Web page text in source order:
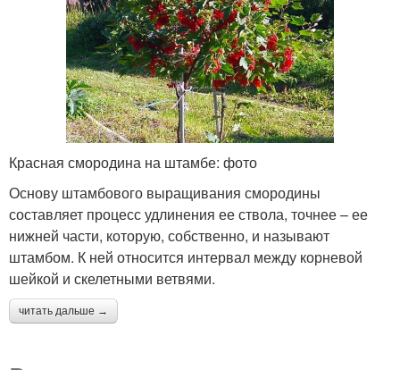
Красная смородина на штамбе: фото
Основу штамбового выращивания смородины
составляет процесс удлинения ее ствола, точнее – ее
нижней части, которую, собственно, и называют
штамбом. К ней относится интервал между корневой
шейкой и скелетными ветвями.
читать дальше →